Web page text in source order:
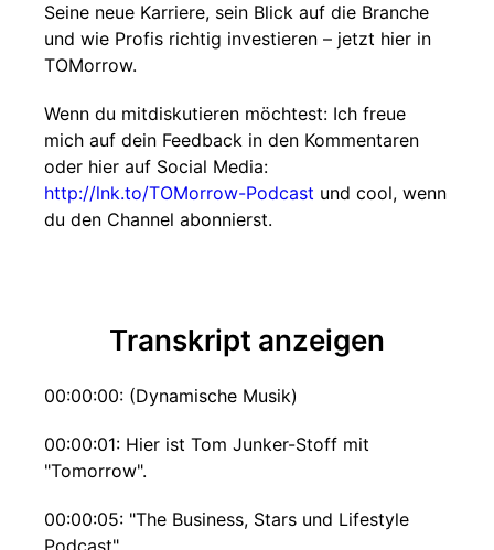
Seine neue Karriere, sein Blick auf die Branche
und wie Profis richtig investieren – jetzt hier in
TOMorrow.
Wenn du mitdiskutieren möchtest: Ich freue
mich auf dein Feedback in den Kommentaren
oder hier auf Social Media:
http://lnk.to/TOMorrow-Podcast und cool, wenn
du den Channel abonnierst.
Transkript anzeigen
00:00:00: (Dynamische Musik)
00:00:01: Hier ist Tom Junker-Stoff mit
"Tomorrow".
00:00:05: "The Business, Stars und Lifestyle
Podcast".